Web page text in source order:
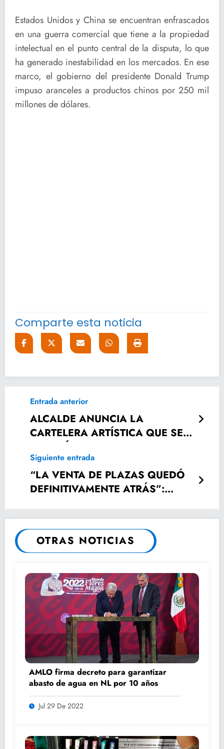
Estados Unidos y China se encuentran enfrascados
en una guerra comercial que tiene a la propiedad
intelectual en el punto central de la disputa, lo que
ha generado inestabilidad en los mercados. En ese
marco, el gobierno del presidente Donald Trump
impuso aranceles a productos chinos por 250 mil
millones de dólares.
Comparte esta noticia
Entrada anterior
ALCALDE ANUNCIA LA
CARTELERA ARTÍSTICA QUE SE
TENDRÁ EN LA FERIA DEL
ARTESANO.
Siguiente entrada
“LA VENTA DE PLAZAS QUEDÓ
DEFINITIVAMENTE ATRÁS”:
OTRAS NOTICIAS
AMLO firma decreto para garantizar
abasto de agua en NL por 10 años
Jul 29 De 2022